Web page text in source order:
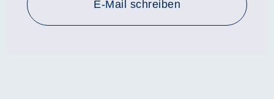
E-Mail schreiben